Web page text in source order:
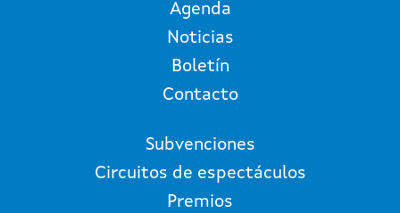
Agenda
Noticias
Boletín
Contacto
Subvenciones
Circuitos de espectáculos
Premios